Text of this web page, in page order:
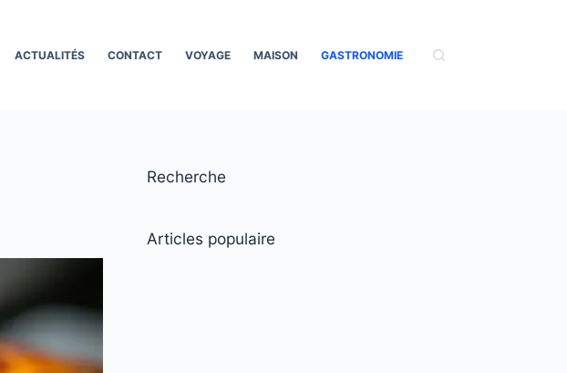
ACTUALITÉS CONTACT VOYAGE MAISON GASTRONOMIE
Recherche
Articles populaire